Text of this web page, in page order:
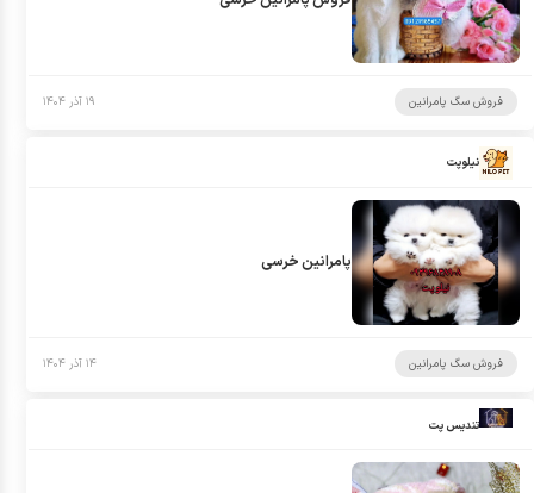
فروش سگ پامرانین ۱۹ آذر ۱۴۰۴
نیلوپت
پامرانین خرسی
فروش سگ پامرانین ۱۴ آذر ۱۴۰۴
تندیس پت